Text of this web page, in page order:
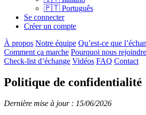
🇵🇹 Português
Se connecter
Créer un compte
À propos Notre équipe Qu’est-ce que
Comment ça marche Pourquoi nous rejoindre
Check-list d’échange Vidéos FAQ Contact
Politique de confidentialité
Dernière mise à jour : 15/06/2026